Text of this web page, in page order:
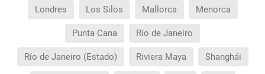
Londres Los Silos Mallorca Menorca
Punta Cana Río de Janeiro
Río de Janeiro (Estado) Riviera Maya Shanghái